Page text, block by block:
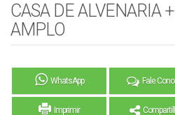
CASA DE ALVENARIA
AMPLO
WhatsApp Fale
Imprimir